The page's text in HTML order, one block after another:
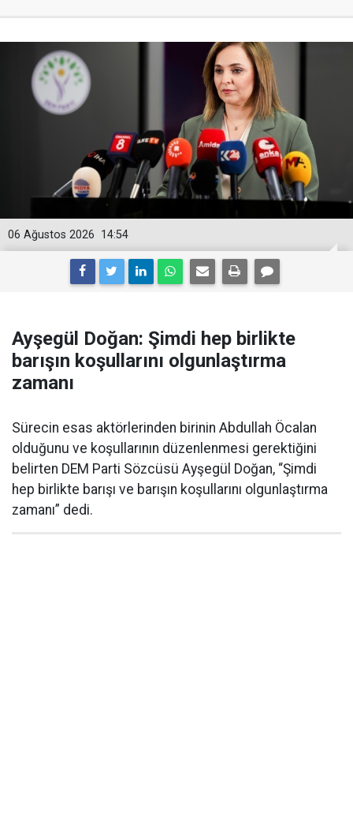
14:54
06 Ağustos 2026
Ayşegül Doğan: Şimdi hep birlikte
barışın koşullarını olgunlaştırma
zamanı
Sürecin esas aktörlerinden birinin Abdullah Öcalan
olduğunu ve koşullarının düzenlenmesi gerektiğini
belirten DEM Parti Sözcüsü Ayşegül Doğan, “Şimdi
hep birlikte barışı ve barışın koşullarını olgunlaştırma
zamanı” dedi.